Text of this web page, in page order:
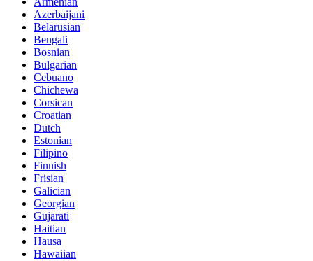
Azerbaijani
Belarusian
Bengali
Bosnian
Bulgarian
Cebuano
Chichewa
Corsican
Croatian
Dutch
Estonian
Filipino
Finnish
Frisian
Galician
Georgian
Gujarati
Haitian
Hausa
Hawaiian